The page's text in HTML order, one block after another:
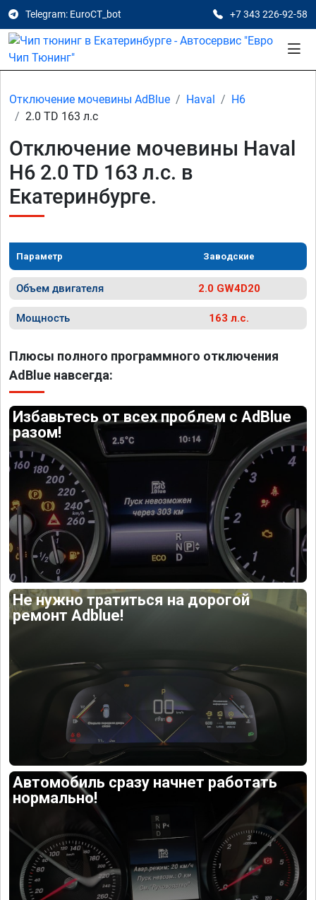
Telegram: EuroCT_bot +7 343 226-92-58
Отключение мочевины AdBlue Haval
H6
2.0 TD 163 л.с
Отключение мочевины Haval
H6 2.0 TD 163 л.с. в
Екатеринбурге.
Параметр Заводские
Объем двигателя 2.0 GW4D20
Мощность 163 л.с.
Плюсы полного программного отключения
AdBlue навсегда:
Избавьтесь от всех проблем с AdBlue
разом!
Не нужно тратиться на дорогой
ремонт Adblue!
Автомобиль сразу начнет работать
нормально!